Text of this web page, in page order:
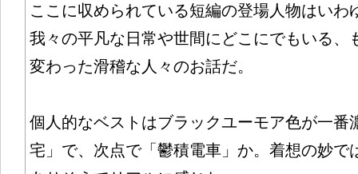
ここに収められている短編の登場人物はいわ
我々の平凡な日常や世間にどこにでもいる、
変わった滑稽な人々のお話だ。
個人的なベストはブラックユーモア色が一番
宅」で、次点で「鬱積電車」か。着想の妙で